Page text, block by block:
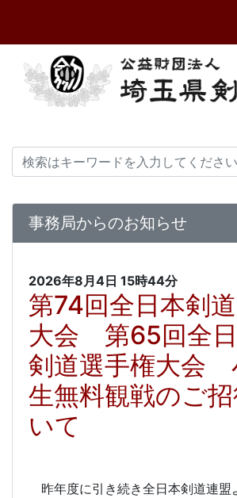
事務局からのお知らせ
2026年8月4日 15時44分
第74回全日本剣
大会 第65回全
剣道選手権大会
生無料観戦のご
いて
昨年度に引き続き全日本剣道連盟